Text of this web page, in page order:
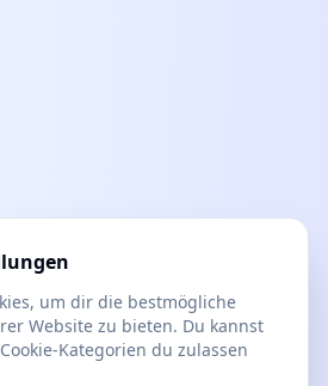
um dir die bestmögliche
Website zu bieten. Du kannst
Kategorien du zulassen